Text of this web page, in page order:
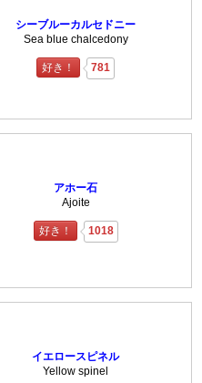
シーブルーカルセドニー
Sea blue chalcedony
好き！ 781
アホー石
Ajoite
好き！ 1018
イエロースピネル
Yellow spinel